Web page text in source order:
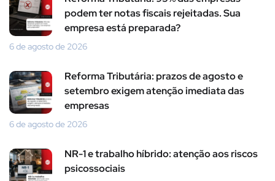
podem ter notas fiscais rejeitadas. Sua
empresa está preparada?
6 de agosto de 2026
Reforma Tributária: prazos de agosto e
setembro exigem atenção imediata das
empresas
6 de agosto de 2026
NR-1 e trabalho híbrido: atenção aos riscos
psicossociais